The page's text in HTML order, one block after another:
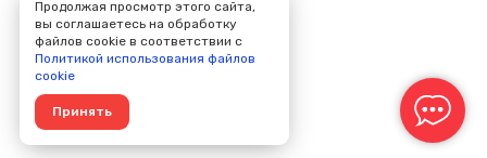
Продолжая просмотр этого сайта,
вы соглашаетесь на обработку
файлов cookie в соответствии с
Политикой использования файлов
cookie
Принять